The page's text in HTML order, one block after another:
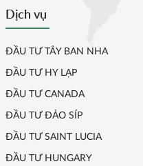
Dịch vụ
ĐẦU TƯ TÂY BAN NHA
ĐẦU TƯ HY LẠP
ĐẦU TƯ CANADA
ĐẦU TƯ ĐẢO SÍP
ĐẦU TƯ SAINT LUCIA
ĐẦU TƯ HUNGARY